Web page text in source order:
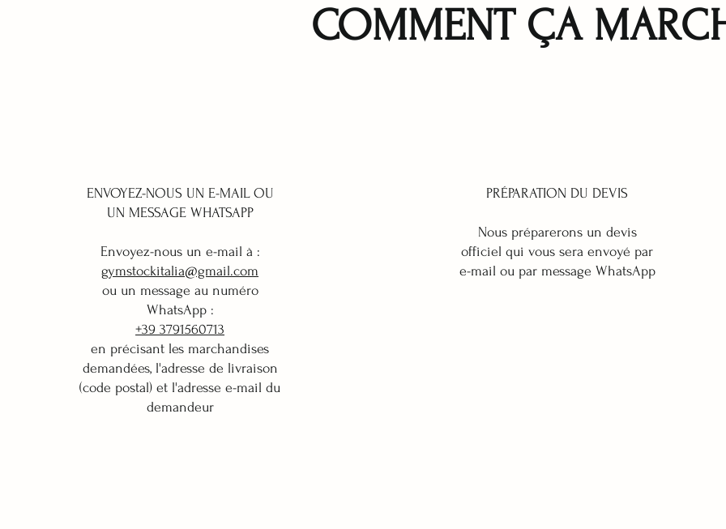
COMMENT ÇA
ENVOYEZ-NOUS UN E-MAIL OU
UN MESSAGE WHATSAPP
Envoyez-nous un e-mail à :
gymstockitalia@gmail.com
ou un message au numéro
WhatsApp :
+39 3791560713
en précisant les marchandises
demandées, l'adresse de livraison
(code postal) et l'adresse e-mail du
demandeur
PRÉPARATION DU DEVIS
Nous préparerons un devis
officiel qui vous sera envoyé par
e-mail ou par message WhatsApp